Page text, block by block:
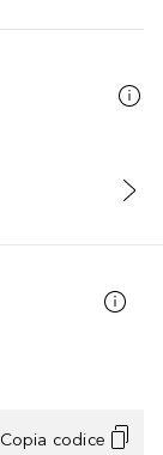
Copia codice